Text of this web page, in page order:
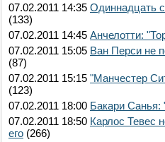
07.02.2011 14:35 Одиннадцать
(133)
07.02.2011 14:45 Анчелотти:
07.02.2011 15:05 Ван Перси не
(87)
07.02.2011 15:15 "Манчестер
(123)
07.02.2011 18:00 Бакари Санья:
07.02.2011 18:50 Карлос Тевес
его (266)